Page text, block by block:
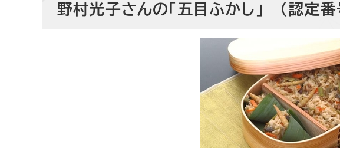
野村光子さんの「五目ふかし」 （認定